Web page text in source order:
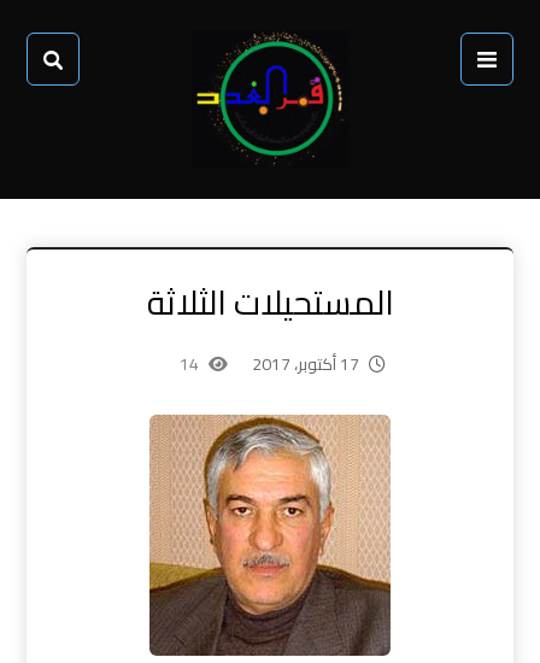
المستحيلات الثلاثة
17 أكتوبر، 2017 14